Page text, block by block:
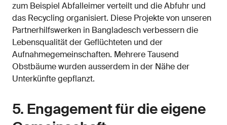
zum Beispiel Abfalleimer verteilt und die Abfuhr und
das Recycling organisiert. Diese Projekte von unseren
Partnerhilfswerken in Bangladesch verbessern die
Lebensqualität der Geflüchteten und der
Aufnahmegemeinschaften. Mehrere Tausend
Obstbäume wurden ausserdem in der Nähe der
Unterkünfte gepflanzt.
5. Engagement für die eigene